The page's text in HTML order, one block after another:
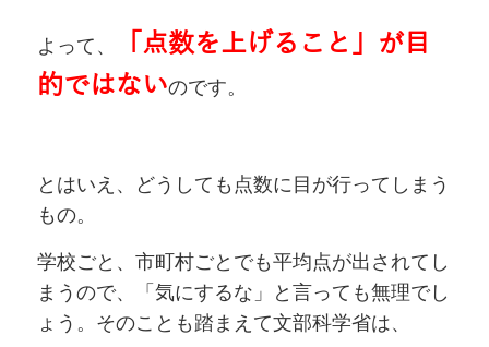
よって、
「点数を上げること」が目
的ではないのです。
とはいえ、どうしても点数に目が行ってしまう
もの。
学校ごと、市町村ごとでも平均点が出されてし
まうので、「気にするな」と言っても無理でし
ょう。そのことも踏まえて文部科学省は、